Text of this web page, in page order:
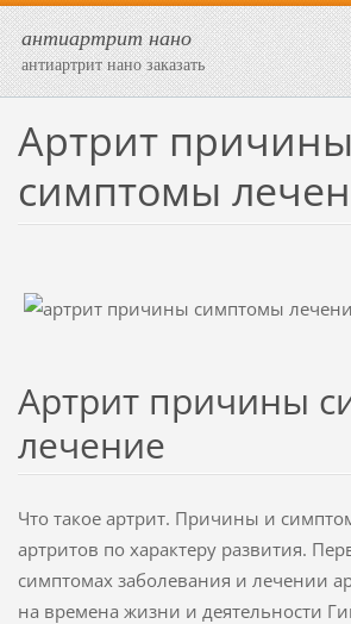
антиартрит нано
антиартрит нано заказать
Артрит причины
симптомы
Артрит причины
лечение
Что такое артрит. Причины и
артритов по характеру развития.
симптомах заболевания и лечении
на времена жизни и деятельности